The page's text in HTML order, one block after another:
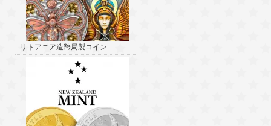
リトアニア造幣局製コイン